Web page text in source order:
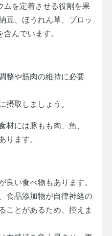
ムを定着させる役割を果
豆、ほうれん草、ブロッ
んでいます。
整や筋肉の維持に必要
摂取しましょう。
材には豚もも肉、魚、
ります。
良い食べ物もあります。
食品添加物が自律神経の
ことがあるため、控えま